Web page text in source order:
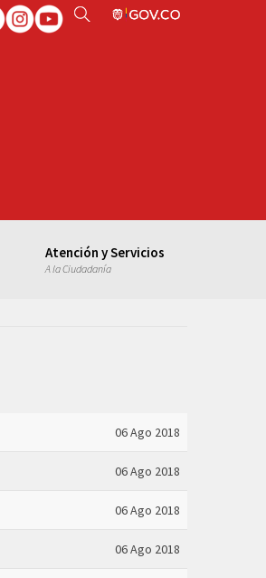
Atención y Servicios
A la Ciudadanía
06 Ago 2018
06 Ago 2018
06 Ago 2018
06 Ago 2018